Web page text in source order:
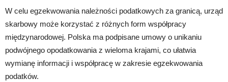
W celu egzekwowania należności podatkowych za granicą, urząd
skarbowy może korzystać z różnych form współpracy
międzynarodowej. Polska ma podpisane umowy o unikaniu
podwójnego opodatkowania z wieloma krajami, co ułatwia
wymianę informacji i współpracę w zakresie egzekwowania
podatków.